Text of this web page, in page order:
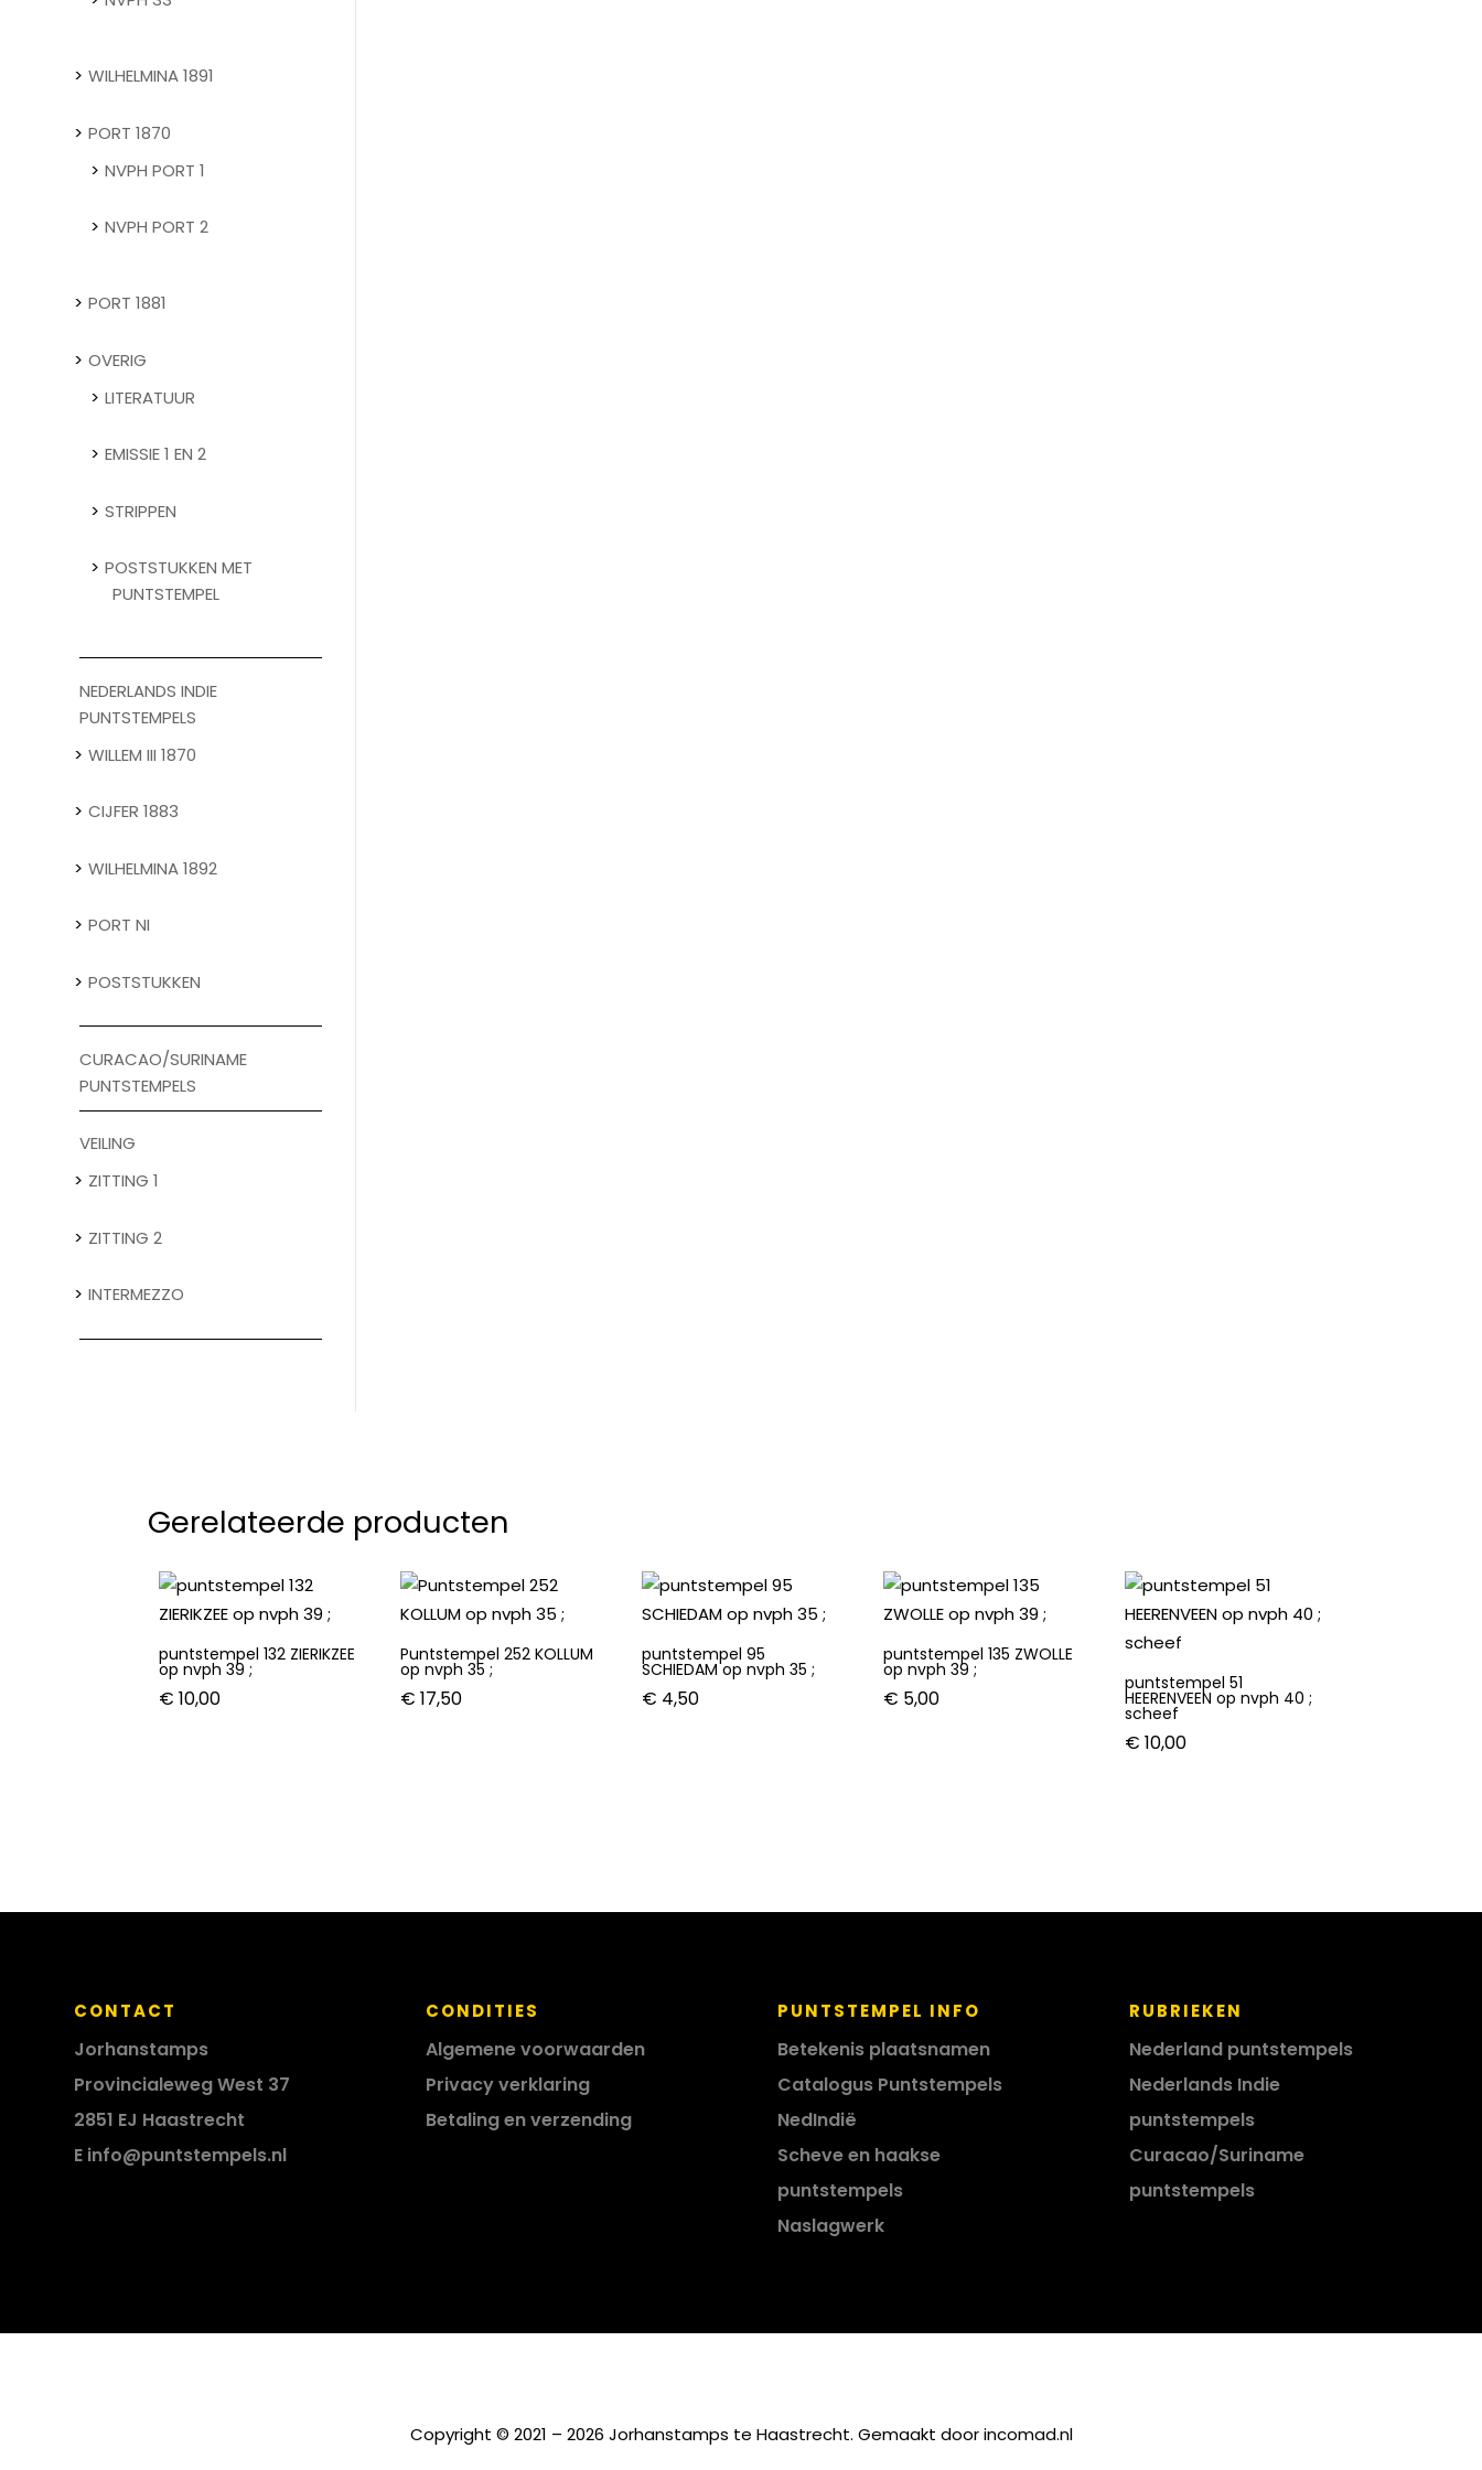
WILHELMINA 1891
PORT 1870
NVPH PORT 1
NVPH PORT 2
PORT 1881
OVERIG
LITERATUUR
EMISSIE 1 EN 2
STRIPPEN
POSTSTUKKEN MET
PUNTSTEMPEL
NEDERLANDS INDIE
PUNTSTEMPELS
WILLEM III 1870
CIJFER 1883
WILHELMINA 1892
PORT NI
POSTSTUKKEN
CURACAO/SURINAME
PUNTSTEMPELS
VEILING
ZITTING 1
ZITTING 2
INTERMEZZO
Gerelateerde producten
puntstempel 132 ZIERIKZEE
op nvph 39 ;
€ 10,00
Puntstempel 252 KOLLUM
op nvph 35 ;
€ 17,50
puntstempel 95
SCHIEDAM op nvph 35 ;
€ 4,50
puntstempel 135 ZWOLLE
op nvph 39 ;
€ 5,00
puntstempel 51
HEERENVEEN op nvph 40 ;
scheef
€ 10,00
CONTACT
Jorhanstamps
Provincialeweg West 37
2851 EJ Haastrecht
E info@puntstempels.nl
CONDITIES
Algemene voorwaarden
Privacy verklaring
Betaling en verzending
PUNTSTEMPEL INFO
Betekenis plaatsnamen
Catalogus Puntstempels
NedIndië
Scheve en haakse
puntstempels
Naslagwerk
RUBRIEKEN
Nederland puntstempels
Nederlands Indie
puntstempels
Curacao/Suriname
puntstempels
Copyright © 2021 – 2026 Jorhanstamps te Haastrecht. Gemaakt doorincomad.nl